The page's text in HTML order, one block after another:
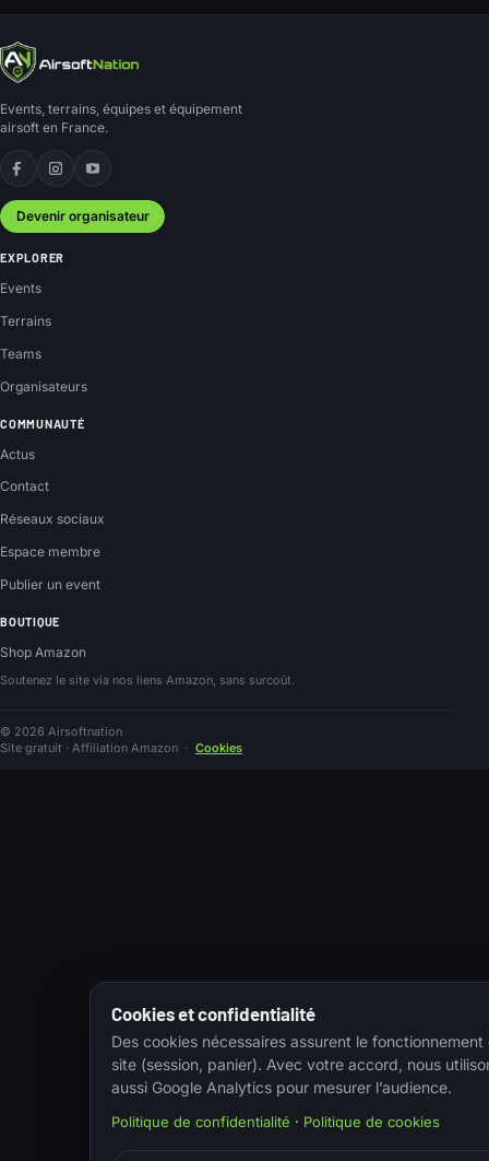
Events, terrains, équipes et équipement
airsoft en France.
Facebook
Instagram
YouTube
Devenir organisateur
EXPLORER
Events
Terrains
Teams
Organisateurs
COMMUNAUTÉ
Actus
Contact
Réseaux sociaux
Espace membre
Publier un event
BOUTIQUE
Shop Amazon
Soutenez le site via nos liens Amazon, sans surcoût.
© 2026 Airsoftnation
Site gratuit · Affiliation Amazon · Cookies
Cookies et confidentialité
Des cookies nécessaires assurent le fonctionnement
site (session, panier). Avec votre accord, nous
aussi Google Analytics pour mesurer l’audience.
Politique de confidentialité · Politique de cookies